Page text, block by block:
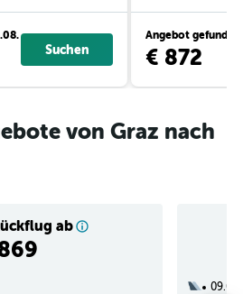
Suchen
Angebot gefunden
€ 872
von Graz nach
ab
09.01.